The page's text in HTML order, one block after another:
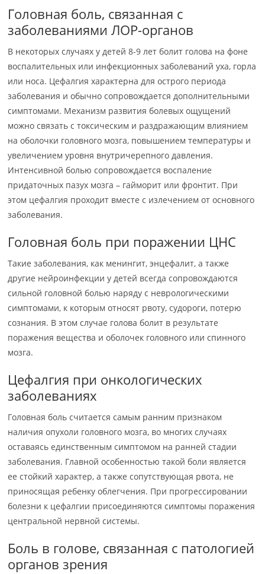
Головная боль, связанная с
заболеваниями ЛОР-органов
В некоторых случаях у детей 8-9 лет болит голова на фоне
воспалительных или инфекционных заболеваний уха, горла
или носа. Цефалгия характерна для острого периода
заболевания и обычно сопровождается дополнительными
симптомами. Механизм развития болевых ощущений
можно связать с токсическим и раздражающим влиянием
на оболочки головного мозга, повышением температуры и
увеличением уровня внутричерепного давления.
Интенсивной болью сопровождается воспаление
придаточных пазух мозга – гайморит или фронтит. При
этом цефалгия проходит вместе с излечением от основного
заболевания.
Головная боль при поражении ЦНС
Такие заболевания, как менингит, энцефалит, а также
другие нейроинфекции у детей всегда сопровождаются
сильной головной болью наряду с неврологическими
симптомами, к которым относят рвоту, судороги, потерю
сознания. В этом случае голова болит в результате
поражения вещества и оболочек головного или спинного
мозга.
Цефалгия при онкологических
заболеваниях
Головная боль считается самым ранним признаком
наличия опухоли головного мозга, во многих случаях
оставаясь единственным симптомом на ранней стадии
заболевания. Главной особенностью такой боли является
ее стойкий характер, а также сопутствующая рвота, не
приносящая ребенку облегчения. При прогрессировании
болезни к цефалгии присоединяются симптомы поражения
центральной нервной системы.
Боль в голове, связанная с патологией
органов зрения